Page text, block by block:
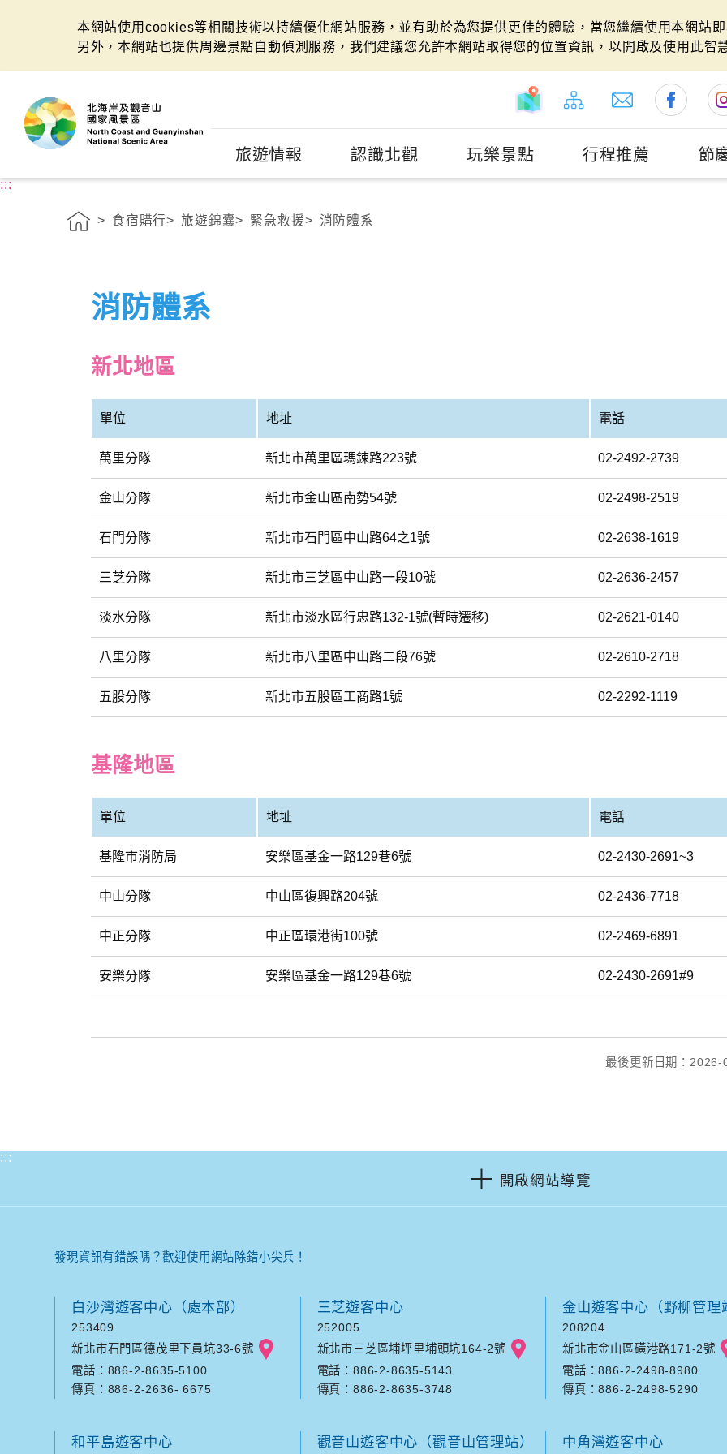
本網站使用cookies等相關技術以持續優化網站服務，並有助於為您提供更佳的體驗，當您繼續使用本網站
另外，本網站也提供周邊景點自動偵測服務，我們建議您允許本網站取得您的位置資訊，以開啟及使用此智
旅遊情報 認識北觀 玩樂景點 行程推薦 節
:::
食宿購行 旅遊錦囊 緊急救援 消防體系
消防體系
新北地區
單位 地址 電話
萬里分隊 新北市萬里區瑪鋉路223號 02-2492-2739
金山分隊 新北市金山區南勢54號 02-2498-2519
石門分隊 新北市石門區中山路64之1號 02-2638-1619
三芝分隊 新北市三芝區中山路一段10號 02-2636-2457
淡水分隊 新北市淡水區行忠路132-1號(暫時遷移) 02-2621-0140
八里分隊 新北市八里區中山路二段76號 02-2610-2718
五股分隊 新北市五股區工商路1號 02-2292-1119
基隆地區
單位 地址 電話
基隆市消防局 安樂區基金一路129巷6號 02-2430-2691~3
中山分隊 中山區復興路204號 02-2436-7718
中正分隊 中正區環港街100號 02-2469-6891
安樂分隊 安樂區基金一路129巷6號 02-2430-2691#9
最後更新日期：
:::
開啟網站導覽
發現資訊有錯誤嗎？歡迎使用網站除錯小尖兵！
白沙灣遊客中心（處本部）
253409
新北市石門區德茂里下員坑33-6號
電話：886-2-8635-5100
傳真：886-2-2636- 6675
三芝遊客中心
252005
新北市三芝區埔坪里埔頭坑164-2號
電話：886-2-8635-5143
傳真：886-2-8635-3748
金山遊客中心（野柳管理
208204
新北市金山區磺港路171-2號
電話：886-2-2498-8980
傳真：886-2-2498-5290
和平島遊客中心 觀音山遊客中心（觀音山管理站） 中角灣遊客中心